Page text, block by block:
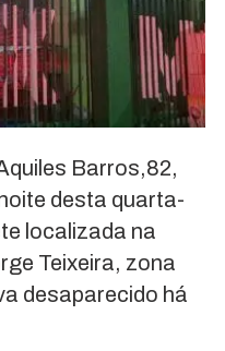
Barros,82,
desta quarta-
localizada na
Teixeira, zona
desaparecido há